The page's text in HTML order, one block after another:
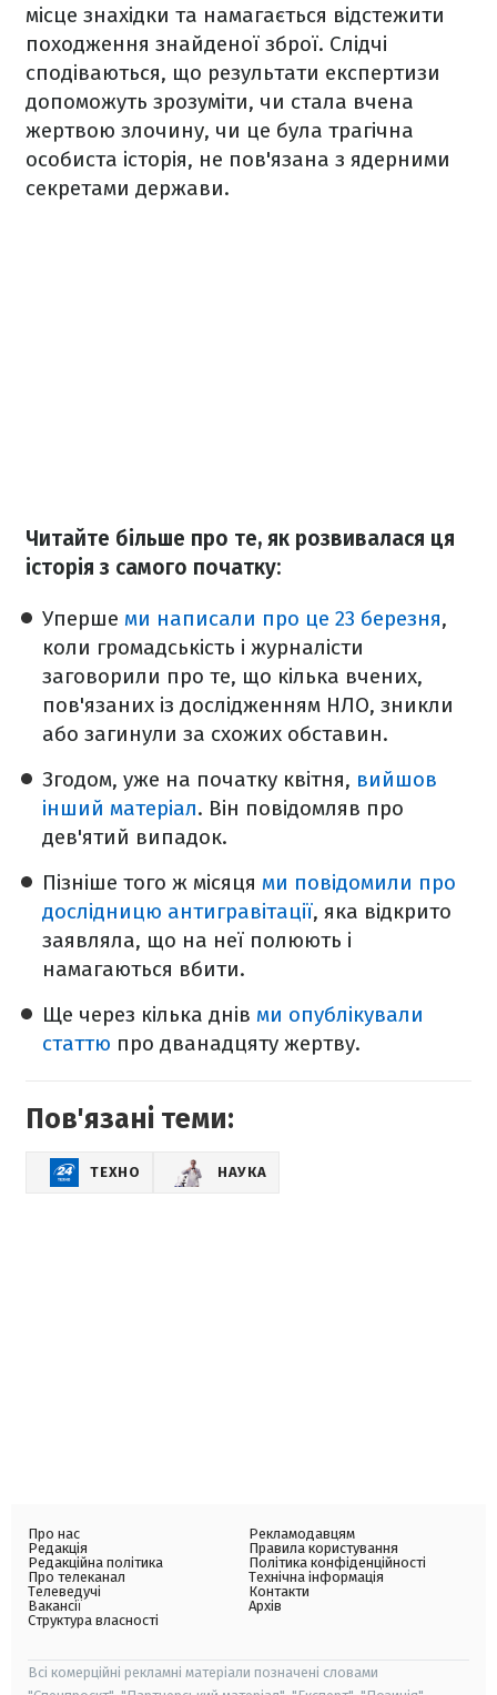
місце знахідки та намагається відстежити
походження знайденої зброї. Слідчі
сподіваються, що результати експертизи
допоможуть зрозуміти, чи стала вчена
жертвою злочину, чи це була трагічна
особиста історія, не пов'язана з ядерними
секретами держави.
Читайте більше про те, як розвивалася ця
історія з самого початку:
Уперше ми написали про це 23 березня,
коли громадськість і журналісти
заговорили про те, що кілька вчених,
пов'язаних із дослідженням НЛО, зникли
або загинули за схожих обставин.
Згодом, уже на початку квітня, вийшов
інший матеріал. Він повідомляв про
дев'ятий випадок.
Пізніше того ж місяця ми повідомили про
дослідницю антигравітації, яка відкрито
заявляла, що на неї полюють і
намагаються вбити.
Ще через кілька днів ми опублікували
статтю про дванадцяту жертву.
Пов'язані теми:
ТЕХНО НАУКА
Про нас
Редакція
Редакційна політика
Про телеканал
Телеведучі
Вакансії
Структура власності
Рекламодавцям
Правила користування
Політика конфіденційності
Технічна інформація
Контакти
Архів
Всі комерційні рекламні матеріали позначені словами